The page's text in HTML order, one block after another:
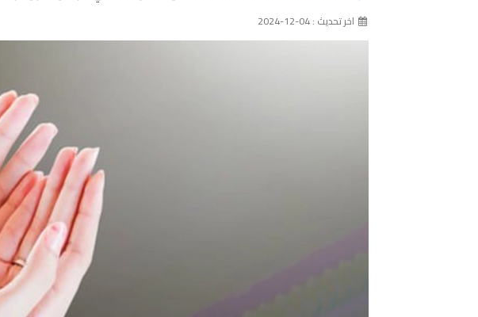
اخر تحديث : 04-12-2024